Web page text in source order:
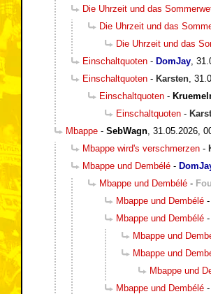
Die Uhrzeit und das
Die Uhrzeit und das
Die Uhrzeit und das
Einschaltquoten - DomJay
Einschaltquoten - Karsten
Einschaltquoten -
Einschaltquoten -
Mbappe - SebWagn 31.05.2026,
Mbappe wird's verschmerzen -
Mbappe und Dembélé -
Mbappe und Dembélé -
Mbappe und Dembélé -
Mbappe und Dembélé -
Mbappe und
Mbappe und
Mbappe und
Mbappe und Dembélé -